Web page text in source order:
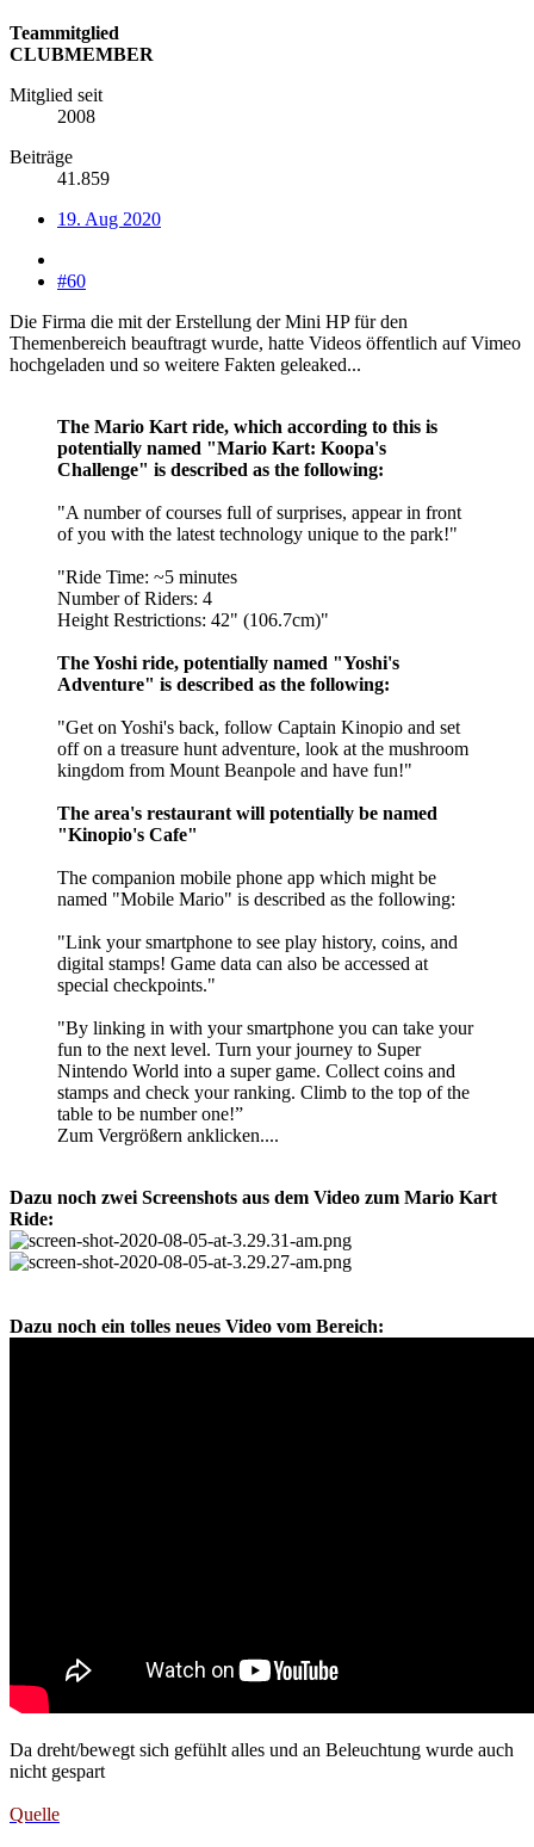
Teammitglied
CLUBMEMBER
Mitglied seit
2008
Beiträge
41.859
19. Aug 2020
#60
Die Firma die mit der Erstellung der Mini HP für den
Themenbereich beauftragt wurde, hatte Videos öffentlich auf Vimeo
hochgeladen und so weitere Fakten geleaked...
The Mario Kart ride, which according to this is
potentially named "Mario Kart: Koopa's
Challenge" is described as the following:
"A number of courses full of surprises, appear in front
of you with the latest technology unique to the park!"
"Ride Time: ~5 minutes
Number of Riders: 4
Height Restrictions: 42" (106.7cm)"
The Yoshi ride, potentially named "Yoshi's
Adventure" is described as the following:
"Get on Yoshi's back, follow Captain Kinopio and set
off on a treasure hunt adventure, look at the mushroom
kingdom from Mount Beanpole and have fun!"
The area's restaurant will potentially be named
"Kinopio's Cafe"
The companion mobile phone app which might be
named "Mobile Mario" is described as the following:
"Link your smartphone to see play history, coins, and
digital stamps! Game data can also be accessed at
special checkpoints."
"By linking in with your smartphone you can take your
fun to the next level. Turn your journey to Super
Nintendo World into a super game. Collect coins and
stamps and check your ranking. Climb to the top of the
table to be number one!”
Zum Vergrößern anklicken....
Dazu noch zwei Screenshots aus dem Video zum Mario Kart
Ride:
Dazu noch ein tolles neues Video vom Bereich:
Da dreht/bewegt sich gefühlt alles und an Beleuchtung wurde auch
nicht gespart
Quelle